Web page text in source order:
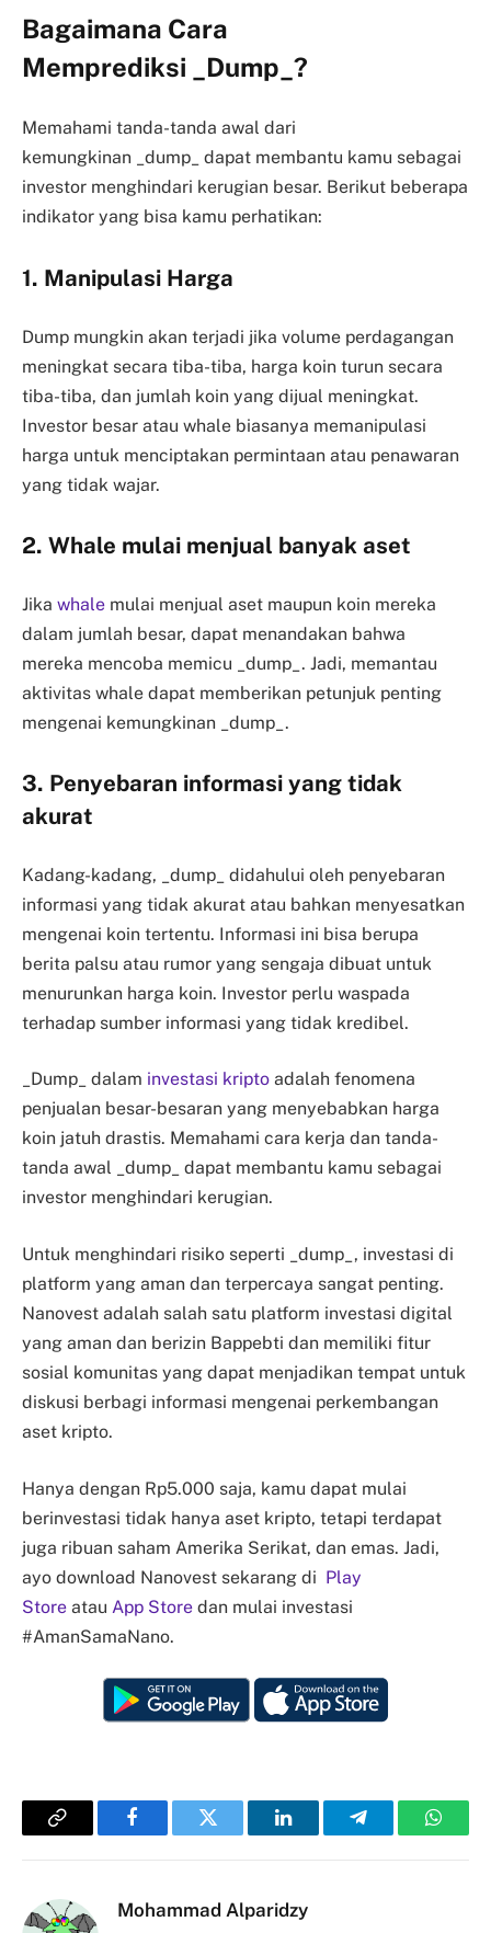
Bagaimana Cara
Memprediksi _Dump_?
Memahami tanda-tanda awal dari
kemungkinan _dump_ dapat membantu kamu sebagai
investor menghindari kerugian besar. Berikut beberapa
indikator yang bisa kamu perhatikan:
1. Manipulasi Harga
Dump mungkin akan terjadi jika volume perdagangan
meningkat secara tiba-tiba, harga koin turun secara
tiba-tiba, dan jumlah koin yang dijual meningkat.
Investor besar atau whale biasanya memanipulasi
harga untuk menciptakan permintaan atau penawaran
yang tidak wajar.
2. Whale mulai menjual banyak aset
Jika whale mulai menjual aset maupun koin mereka
dalam jumlah besar, dapat menandakan bahwa
mereka mencoba memicu _dump_. Jadi, memantau
aktivitas whale dapat memberikan petunjuk penting
mengenai kemungkinan _dump_.
3. Penyebaran informasi yang tidak
akurat
Kadang-kadang, _dump_ didahului oleh penyebaran
informasi yang tidak akurat atau bahkan menyesatkan
mengenai koin tertentu. Informasi ini bisa berupa
berita palsu atau rumor yang sengaja dibuat untuk
menurunkan harga koin. Investor perlu waspada
terhadap sumber informasi yang tidak kredibel.
_Dump_ dalam investasi kripto adalah fenomena
penjualan besar-besaran yang menyebabkan harga
koin jatuh drastis. Memahami cara kerja dan tanda-
tanda awal _dump_ dapat membantu kamu sebagai
investor menghindari kerugian.
Untuk menghindari risiko seperti _dump_, investasi di
platform yang aman dan terpercaya sangat penting.
Nanovest adalah salah satu platform investasi digital
yang aman dan berizin Bappebti dan memiliki fitur
sosial komunitas yang dapat menjadikan tempat untuk
diskusi berbagi informasi mengenai perkembangan
aset kripto.
Hanya dengan Rp5.000 saja, kamu dapat mulai
berinvestasi tidak hanya aset kripto, tetapi terdapat
juga ribuan saham Amerika Serikat, dan emas. Jadi,
ayo download Nanovest sekarang di Play
Store atau App Store dan mulai investasi
#AmanSamaNano.
Copy
FacebookTwitter LinkedInTelegram
Mohammad Alparidzy